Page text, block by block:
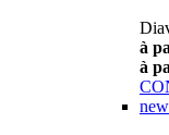
à
à
new